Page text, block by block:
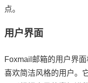
点。
用户界面
Foxmail邮箱的用户界
喜欢简洁风格的用户。